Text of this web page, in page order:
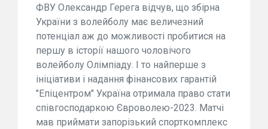
ФВУ Олександр Герега відчув, що збірна
України з волейболу має величезний
потенціал аж до можливості пробитися на
першу в історії нашого чоловічого
волейболу Олімпіаду. І то найперше з
ініціативи і надання фінансових гарантій
"Епіцентром" Україна отримала право стати
співгосподаркою Євроволею-2023. Матчі
мав приймати запорізький спорткомплекс